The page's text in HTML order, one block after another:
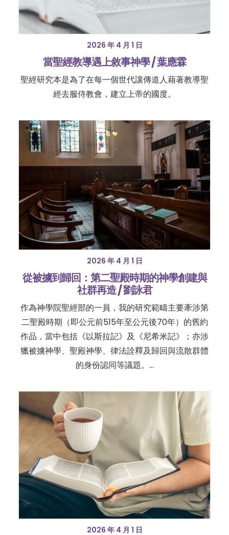
2026 年 4 月 1 日
當聖經教導遇上敘事神學 / 葉應霖
聖經研究本是為了在每一個世代讓傳道人藉著教導聖
經去服侍教會，建立上帝的國度。
2026 年 4 月 1 日
從被擄到歸回：第二聖殿時期的神學創建與
社群再造 / 劉詠君
作為神學院聖經部的一員，我的研究範疇主要牽涉第
二聖殿時期（即公元前515年至公元後70年）的舊約
作品，當中包括《以斯拉記》及《尼希米記》；亦涉
獵被擄神學、聖殿神學、律法詮釋及歸回與流散群體
的身份認同等議題。…
2026 年 4 月 1 日